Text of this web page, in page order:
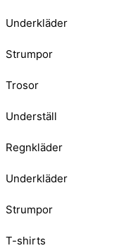
Underkläder
Strumpor
Trosor
Underställ
Regnkläder
Underkläder
Strumpor
T-shirts